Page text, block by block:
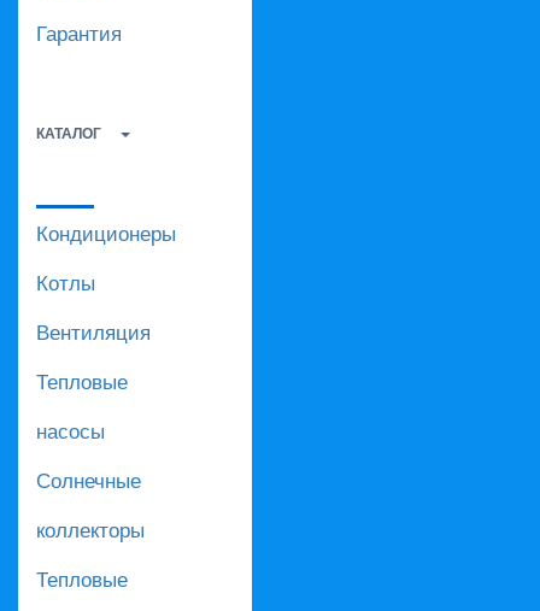
Гарантия
КАТАЛОГ
Кондиционеры
Котлы
Вентиляция
Тепловые
насосы
Солнечные
коллекторы
Тепловые